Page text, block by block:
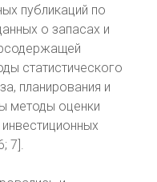
публикаций по
о запасах и
статистического
планирования и
методы оценки
7].